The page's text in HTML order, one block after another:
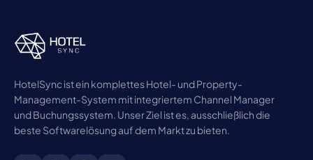
HotelSync ist ein komplettes Hotel- und Property-
Management-System mit integriertem Channel Manager
und Buchungssystem. Unser Ziel ist es, ausschließlich die
beste Softwarelösung auf dem Markt zu bieten.